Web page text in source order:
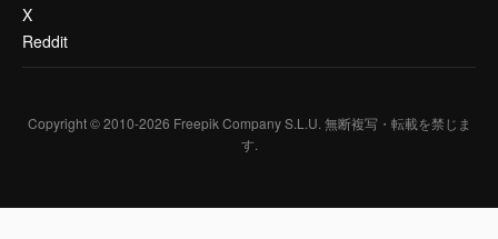
X
Reddit
Copyright © 2010-2026 Freepik Company S.L.U. 無断複写・転載を禁じま
す.